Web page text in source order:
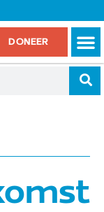
DONEER